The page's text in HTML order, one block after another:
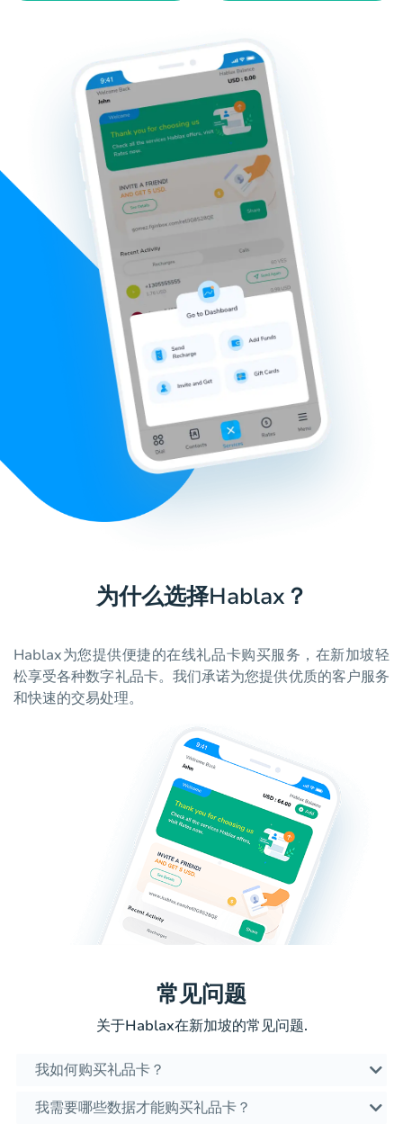
为什么选择Hablax？
Hablax为您提供便捷的在线礼品卡购买服务，在新加坡轻
松享受各种数字礼品卡。我们承诺为您提供优质的客户服务
和快速的交易处理。
常见问题
关于Hablax在新加坡的常见问题.
我如何购买礼品卡？
我需要哪些数据才能购买礼品卡？